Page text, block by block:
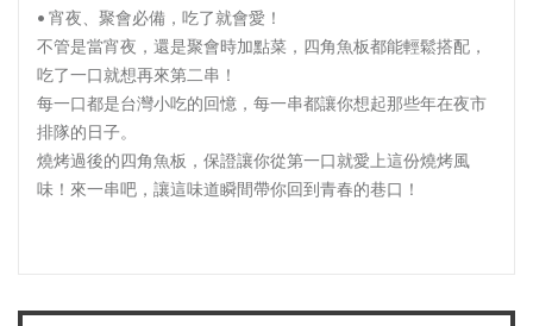
• 宵夜、聚會必備，吃了就會愛！
不管是當宵夜，還是聚會時加點菜，四角魚板都能輕鬆搭配，
吃了一口就想再來第二串！
每一口都是台灣小吃的回憶，每一串都讓你想起那些年在夜市
排隊的日子。
燒烤過後的四角魚板，保證讓你從第一口就愛上這份燒烤風
味！來一串吧，讓這味道瞬間帶你回到青春的巷口！